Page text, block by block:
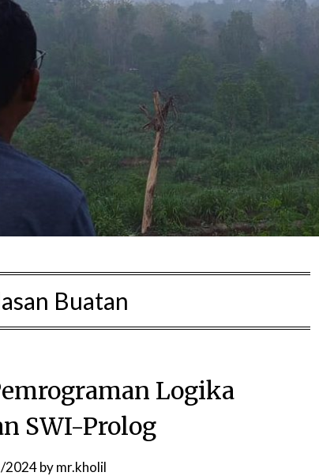
Buatan
Logika
SWI-Prolog
2024bymr.kholil